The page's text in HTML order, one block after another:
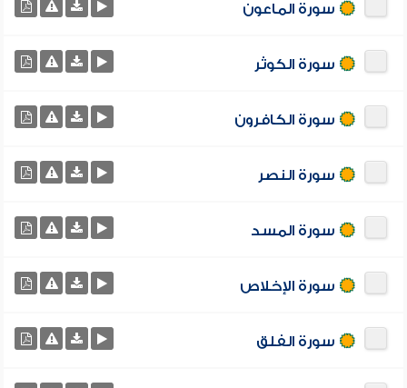
سورة الماعون
سورة الكوثر
سورة الكافرون
سورة النصر
سورة المسد
سورة الإخلاص
سورة الفلق